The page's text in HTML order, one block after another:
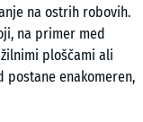
na ostrih robovih.
na primer med
ploščami ali
enakomeren,